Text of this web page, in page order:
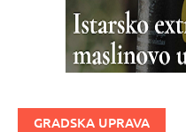
GRADSKA UPRAVA